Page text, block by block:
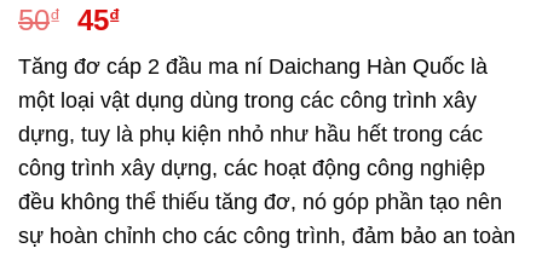
50₫
Giá
là:
50₫.
45₫Giá
hiện
tại
là:
45₫.
Tăng đơ cáp 2 đầu ma ní Daichang Hàn Quốc là
một loại vật dụng dùng trong các công trình xây
dựng, tuy là phụ kiện nhỏ như hầu hết trong các
công trình xây dựng, các hoạt động công nghiệp
đều không thể thiếu tăng đơ, nó góp phần tạo nên
sự hoàn chỉnh cho các công trình, đảm bảo an toàn